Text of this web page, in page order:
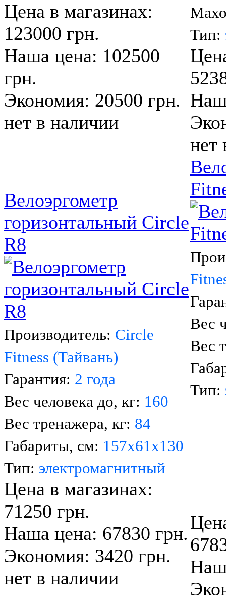
Цена в магазинах:
123000 грн.
Наша цена: 102500
грн.
Экономия: 20500 грн.
нет в наличии
Тип:
нет
Велоэргометр
горизонтальный Circle
R8
Производитель: Circle
Fitness (Тайвань)
Гарантия: 2 года
Вес человека до, кг: 160
Вес тренажера, кг: 84
Габариты, см: 157х61х130
Тип: электромагнитный
Цена в магазинах:
71250 грн.
Наша цена: 67830 грн.
Экономия: 3420 грн.
нет в наличии
Вес
Вес
Тип: